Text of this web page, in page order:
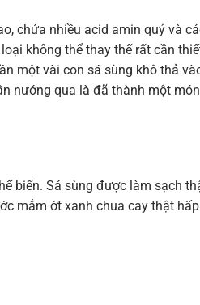
chứa nhiều acid amin quý và
không thể thay thế rất cần
một vài con sá sùng khô thả
nướng qua là đã thành một
biến. Sá sùng được làm sạch
mắm ớt xanh chua cay thật